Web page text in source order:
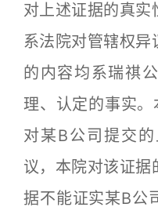
对上述证据的真实
系法院对管辖权异
的内容均系瑞祺
理、认定的事实
对某B公司提交
议，本院对该证据
据不能证实某B公